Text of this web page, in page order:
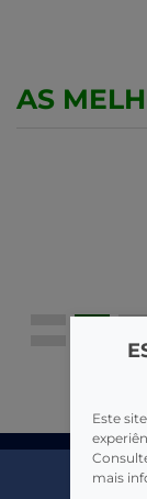
AS
Este
mais